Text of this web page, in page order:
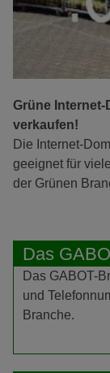
Grüne Internet-
verkaufen!
Die Internet-
geeignet für
der Grünen
Das
Das GABOT-
und
Branche.